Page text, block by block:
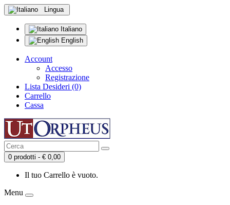
Lingua
Italiano
English
Account
Accesso
Registrazione
Lista Desideri (0)
Carrello
Cassa
0 prodotti - € 0,00
Il tuo Carrello è vuoto.
Menu